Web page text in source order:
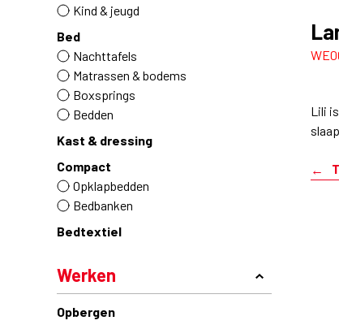
Kind & jeugd
Bed
Nachttafels
Matrassen & bodems
Boxsprings
Bedden
Kast & dressing
Compact
Opklapbedden
Bedbanken
Bedtextiel
Werken
Opbergen
Lili